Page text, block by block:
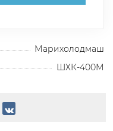
Марихолодмаш
ШХК-400М